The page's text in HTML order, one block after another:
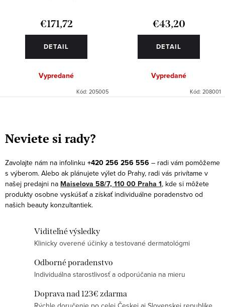
€171,72
DETAIL
Vypredané
Kód: 205005
€43,20
DETAIL
Vypredané
Kód: 208001
v
l
á
d
a
c
i
Neviete si rady?
Zavolajte nám na infolinku +420 256 256 556 – radi vám pomôžeme
s výberom. Alebo ak plánujete výlet do Prahy, radi vás privítame v
našej predajni na Maiselova 58/7, 110 00 Praha 1, kde si môžete
produkty osobne vyskúšať a získať individuálne poradenstvo od
našich beauty konzultantiek.
Viditeľné výsledky
Klinicky overené účinky a testované dermatológmi
Odborné poradenstvo
Individuálna starostlivosť a odporúčania na mieru
Doprava nad 123€ zdarma